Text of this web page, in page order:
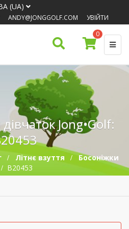
(UA)
ANDY@JONGGOLF.COM
УВІЙТИ
0
Jong•Golf:
Літнє взуття
Босоніжки
B20453